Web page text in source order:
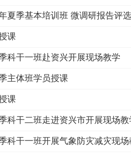
夏季基本培训班 微调研报告评
课
科干一班赴资兴开展现场教学
主体班学员授课
课
科干二班走进资兴市开展现场教
科干一班开展气象防灾减灾现